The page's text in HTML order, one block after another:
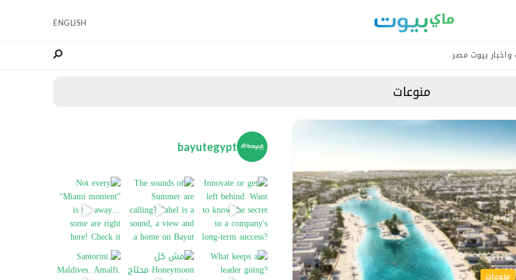
ENGLISH
واخبار بيوت مصر
منوعات
منوعات
bayutegypt
Innovate or get left behind. Want to know the secr
The sounds of Summer are calling? Sahel is a sound
Not every “Miami moment” is far away… some are rig
What keeps a leader going? Mourad Ahmed shares wha
مش كل Honeymoon محتاج مكان بعيد… في أماكن بتدي نفس Santorini. Maldives. Amalfi. Bali. Everyone has